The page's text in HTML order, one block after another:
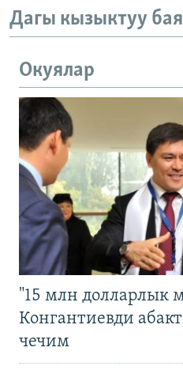
Дагы кызыктуу
Окуялар
"15 млн долларлык
Конгантиевди
чечим